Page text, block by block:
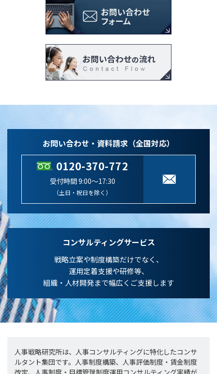
お問い合わせ・資料請求（全国対応）
0120-370-772
受付時間 9:00～17:30
（土日・祝日を除く）
コンサルティングサービス
戦略立案や制度構築だけでなく、
運用定着支援や研修等、
組織・人材開発まで幅広くご支援します
人事戦略研究所は、人事コンサルティングに特化したコンサ
ルタント集団です。人事制度構築、人事評価制度・賃金制度